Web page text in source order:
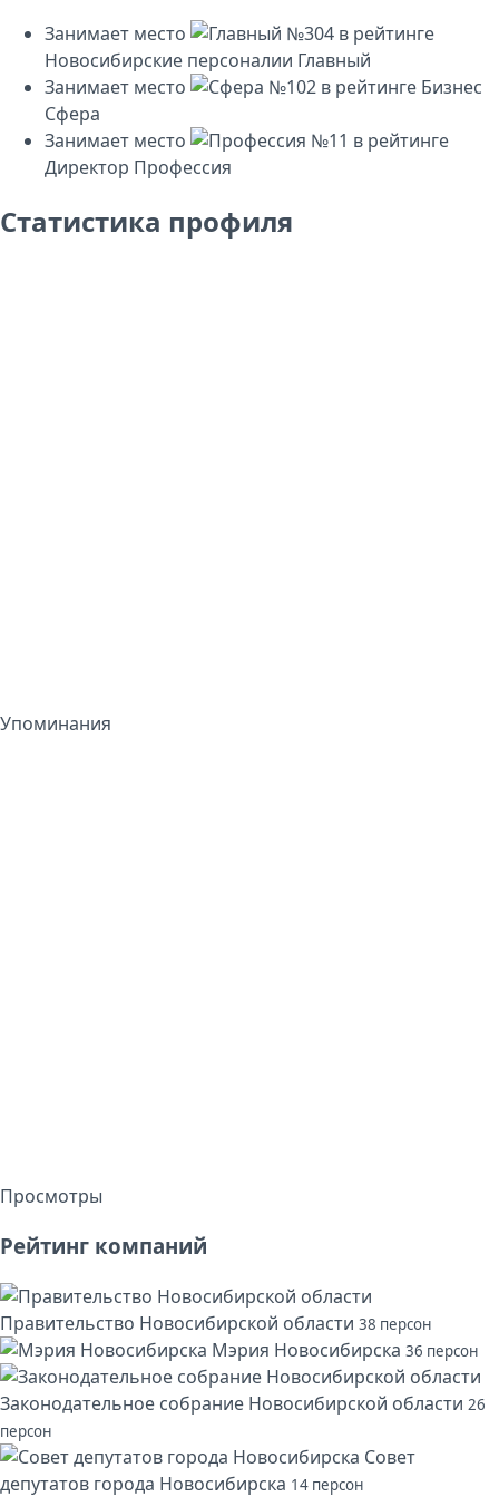
Занимает место №304 в рейтинге
Новосибирские персоналии Главный
Занимает место
№102 в рейтинге Бизнес
Сфера
Занимает место
№11 в рейтинге
Директор Профессия
Статистика профиля
Упоминания
Просмотры
Рейтинг компаний
Правительство Новосибирской области 38 персон
Мэрия Новосибирска 36 персон
Законодательное собрание Новосибирской области 26
персон
Совет
депутатов города Новосибирска 14 персон